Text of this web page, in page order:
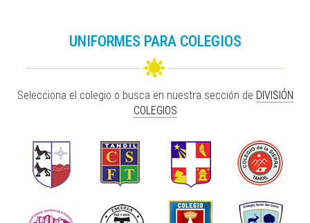
UNIFORMES PARA COLEGIOS
Selecciona el colegio o busca en nuestra sección de DIVISIÓN
COLEGIOS